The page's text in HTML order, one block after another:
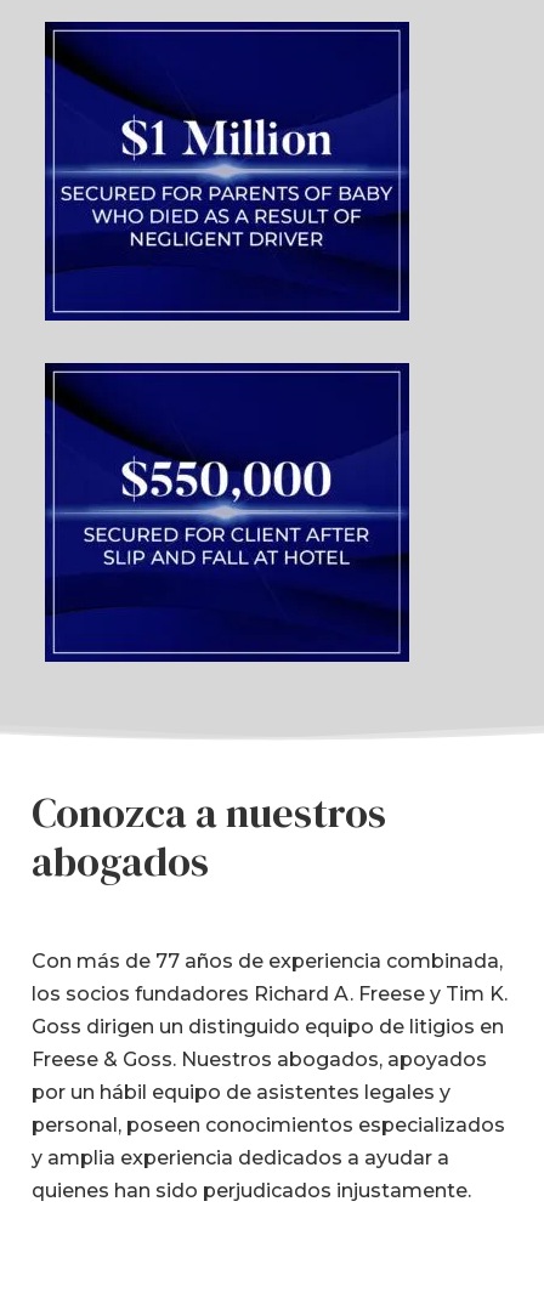
Conozca a nuestros
abogados
Con más de 77 años de experiencia combinada,
los socios fundadores Richard A. Freese y Tim K.
Goss dirigen un distinguido equipo de litigios en
Freese & Goss. Nuestros abogados, apoyados
por un hábil equipo de asistentes legales y
personal, poseen conocimientos especializados
y amplia experiencia dedicados a ayudar a
quienes han sido perjudicados injustamente.